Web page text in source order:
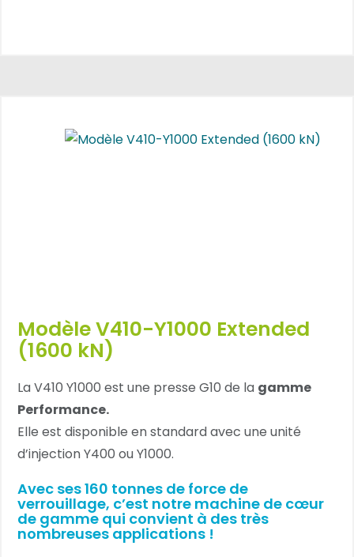
Modèle V410-Y1000 Extended
(1600 kN)
La V410 Y1000 est une presse G10 de la gamme
Performance.
Elle est disponible en standard avec une unité
d’injection Y400 ou Y1000.
Avec ses 160 tonnes de force de
verrouillage, c’est notre machine de cœur
de gamme qui convient à des très
nombreuses applications !